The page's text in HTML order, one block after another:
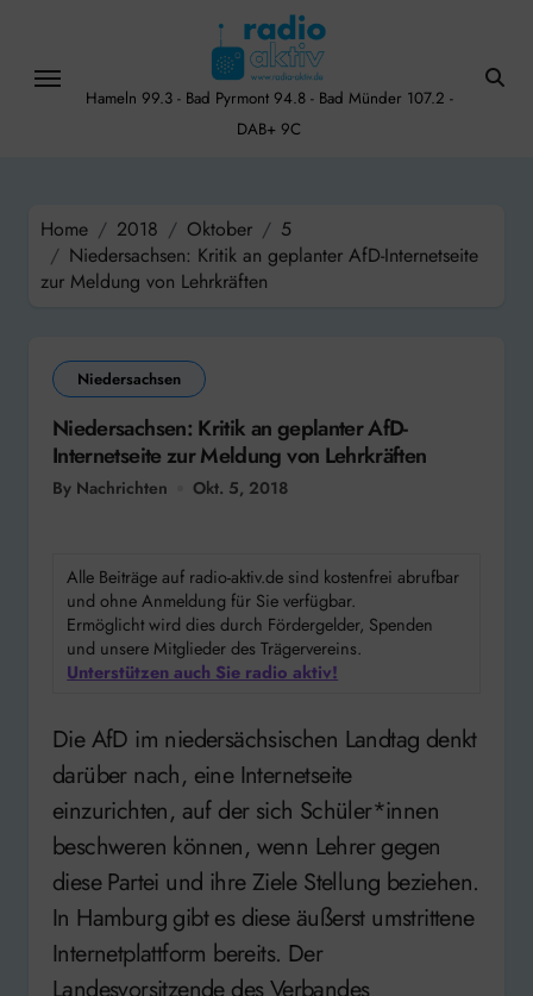
content
Hameln 99.3 - Bad Pyrmont 94.8 - Bad Münder 107.2 -
DAB+ 9C
Home 2018 Oktober
5
Niedersachsen: Kritik an geplanter AfD-Internetseite
zur Meldung von Lehrkräften
Niedersachsen
Niedersachsen: Kritik an geplanter AfD-
Internetseite zur Meldung von Lehrkräften
By Nachrichten Okt. 5, 2018
Alle Beiträge auf radio-aktiv.de sind kostenfrei abrufbar
und ohne Anmeldung für Sie verfügbar.
Ermöglicht wird dies durch Fördergelder, Spenden
und unsere Mitglieder des Trägervereins.
Unterstützen auch Sie radio aktiv!
Die AfD im niedersächsischen Landtag denkt
darüber nach, eine Internetseite
einzurichten, auf der sich Schüler*innen
beschweren können, wenn Lehrer gegen
diese Partei und ihre Ziele Stellung beziehen.
In Hamburg gibt es diese äußerst umstrittene
Internetplattform bereits. Der